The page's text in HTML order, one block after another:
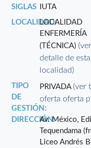
SIGLAS
IUTA
LOCALIDAD:LOCALIDAD
ENFERMERÍA
(TÉCNICA)
detalle de esta
localidad)
TIPO
DE
GESTIÓN:
PRIVADA(ver
oferta oferta
DIRECCIÓN:Av. México,
Tequendama
Liceo Andrés